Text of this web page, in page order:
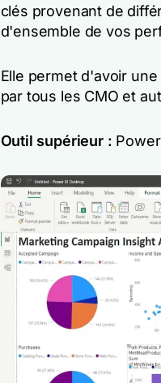
clés provenant de
d'ensemble de vos
Elle permet d'avoir
par tous les CMO et
Outil supérieur :